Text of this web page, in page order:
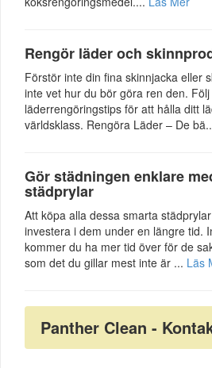
Rengör läder och
Förstör inte din fina skinnjacka eller
inte vet hur du bör göra ren den. Följ
läderrengöringstips för att hålla ditt
världsklass. Rengöra Läder – De
Gör städningen enklare
städprylar
Att köpa alla dessa smarta
investera i dem under en längre tid.
kommer du ha mer tid över för de
som det du gillar mest inte är ... Läs
Panther Clean -